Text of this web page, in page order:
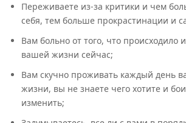
Переживаете из-за критики и чем
себя, тем больше прокрастинации и
Вам больно от того, что происходило
вашей жизни сейчас;
Вам скучно проживать каждый день
жизни, вы не знаете чего хотите и
изменить;